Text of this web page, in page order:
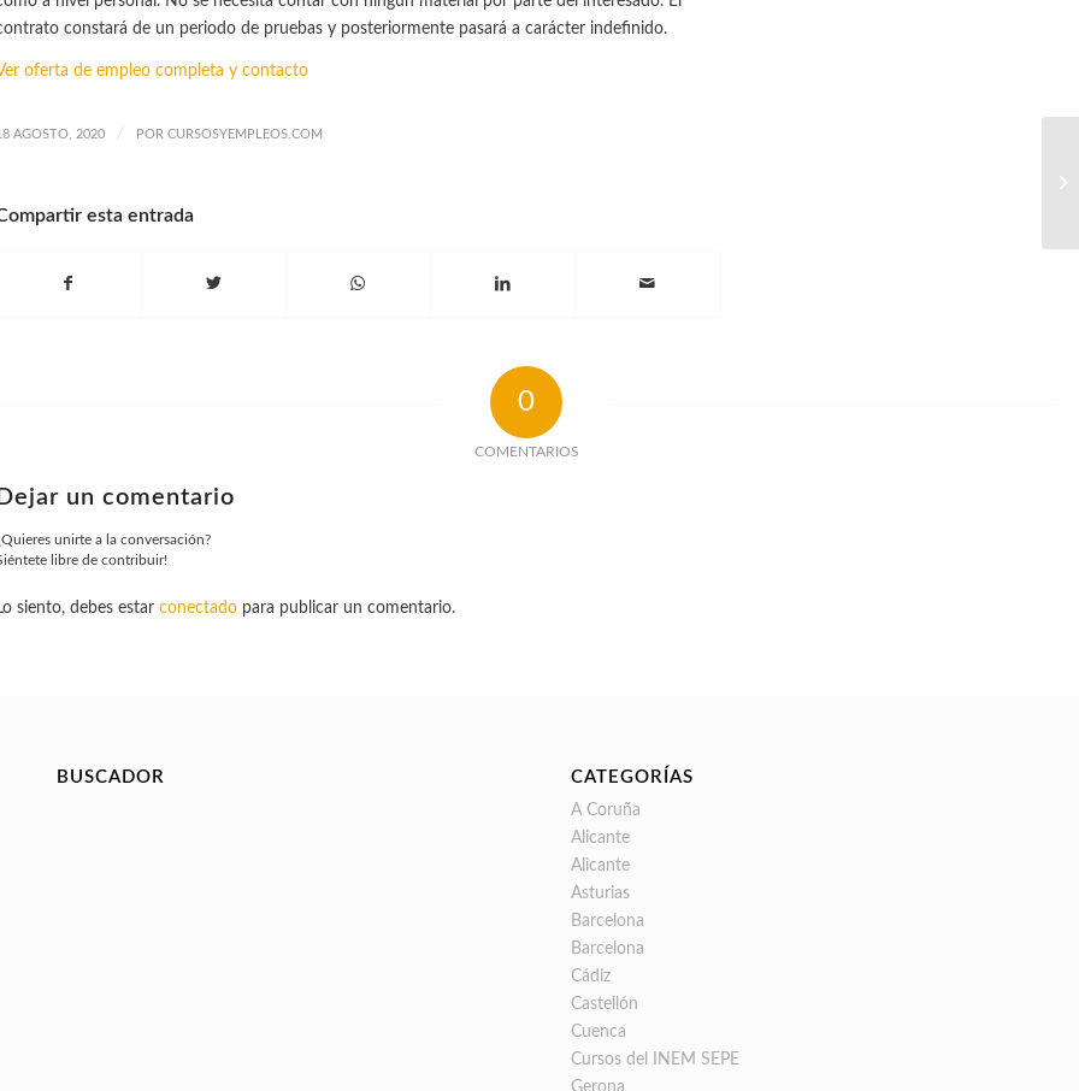
constará de un periodo de pruebas y posteriormente pasará a carácter indefinido.
oferta de empleo completa y contacto
AGOSTO, 2020 / POR CURSOSYEMPLEOS.COM
esta entrada
0
COMENTARIOS
Dejar un comentario
unirte a la conversación?
libre de contribuir!
Lo siento, debes estar conectadopara publicar un comentario.
BUSCADOR CATEGORÍAS
A Coruña
Alicante
Alicante
Asturias
Barcelona
Barcelona
Cádiz
Castellón
Cuenca
Cursos del INEM SEPE
Gerona